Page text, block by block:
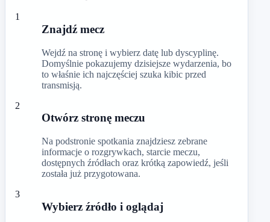
1
Znajdź mecz
Wejdź na stronę i wybierz datę lub dyscyplinę.
Domyślnie pokazujemy dzisiejsze wydarzenia, bo
to właśnie ich najczęściej szuka kibic przed
transmisją.
2
Otwórz stronę meczu
Na podstronie spotkania znajdziesz zebrane
informacje o rozgrywkach, starcie meczu,
dostępnych źródłach oraz krótką zapowiedź, jeśli
została już przygotowana.
3
Wybierz źródło i oglądaj